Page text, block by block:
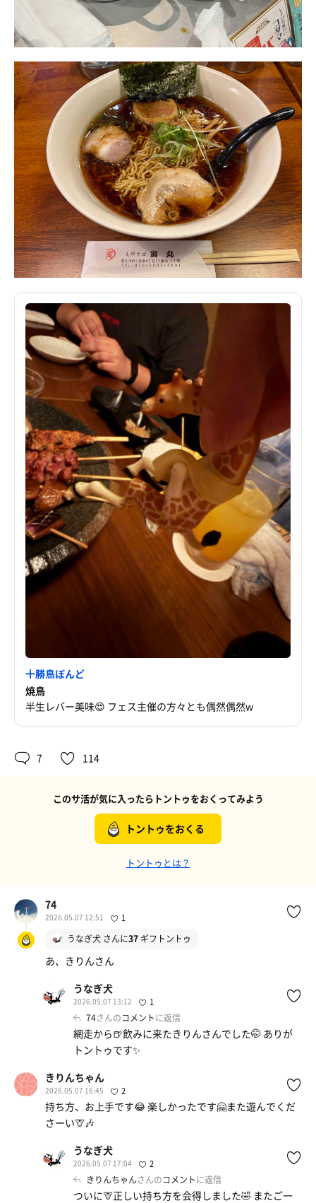
十勝鳥ぼんど
焼鳥
半生レバー美味😍 フェス主催の方々とも偶然偶然w
7 114
このサ活が気に入ったらトントゥをおくってみよう
トントゥをおくる
トントゥとは？
74
2026.05.07 12:51 1
うなぎ犬さんに37ギフトントゥ
あ、きりんさん
うなぎ犬
2026.05.07 13:12 1
74さんのコメントに返信
網走から🍺飲みに来たきりんさんでした🤭 ありが
トントゥです✨
きりんちゃん
2026.05.07 16:45 2
持ち方、お上手です😂 楽しかったです🤗また遊んでくだ
さーい🦒🎶
うなぎ犬
2026.05.07 17:04 2
きりんちゃんさんのコメントに返信
ついに🦒正しい持ち方を会得しました🤣 またご一